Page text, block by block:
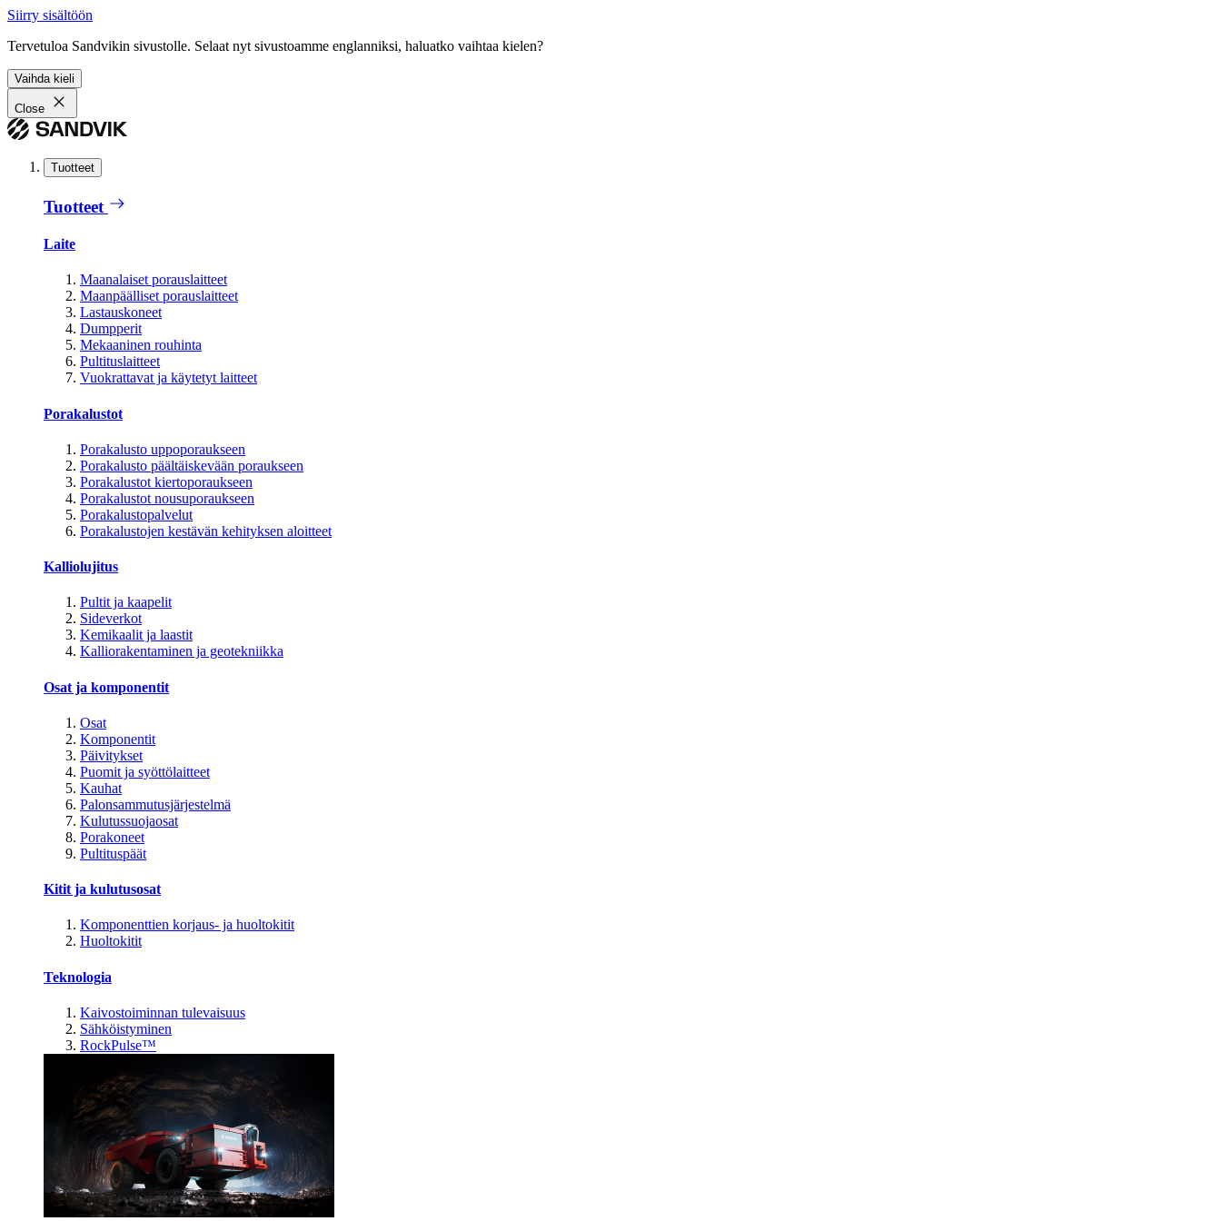
Siirry sisältöön
Tervetuloa Sandvikin sivustolle. Selaat nyt sivustoamme englanniksi, haluatko vaihtaa kielen?
Vaihda kieli
Close
Tuotteet
Tuotteet
Laite
Maanalaiset porauslaitteet
Maanpäälliset porauslaitteet
Lastauskoneet
Dumpperit
Mekaaninen rouhinta
Pultituslaitteet
Vuokrattavat ja käytetyt laitteet
Porakalustot
Porakalusto uppoporaukseen
Porakalusto päältäiskevään poraukseen
Porakalustot kiertoporaukseen
Porakalustot nousuporaukseen
Porakalustopalvelut
Porakalustojen kestävän kehityksen aloitteet
Kalliolujitus
Pultit ja kaapelit
Sideverkot
Kemikaalit ja laastit
Kalliorakentaminen ja geotekniikka
Osat ja komponentit
Osat
Komponentit
Päivitykset
Puomit ja syöttölaitteet
Kauhat
Palonsammutusjärjestelmä
Kulutussuojaosat
Porakoneet
Pultituspäät
Kitit ja kulutusosat
Komponenttien korjaus- ja huoltokitit
Huoltokitit
Teknologia
Kaivostoiminnan tulevaisuus
Sähköistyminen
RockPulse™